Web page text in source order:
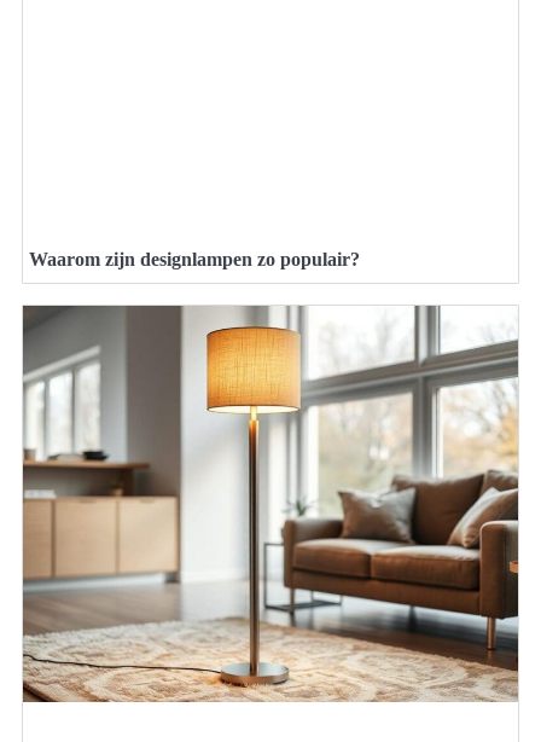
Waarom zijn designlampen zo populair?